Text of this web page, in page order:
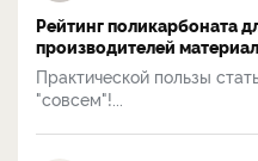
Рейтинг поликарбоната
производителей
Практической пользы
"совсем"!...